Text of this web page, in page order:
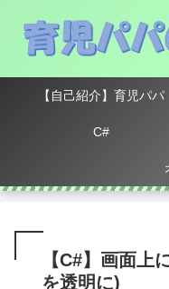
【自己紹介】育児パパ
C#
【C#】画面
を透明に)